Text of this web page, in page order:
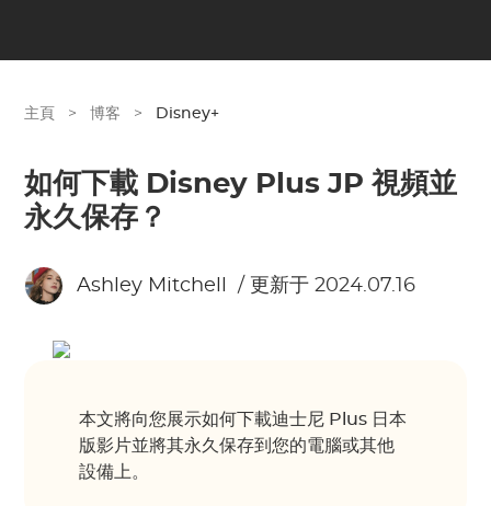
主頁 > 博客 > Disney+
如何下載 Disney Plus JP 視頻並
永久保存？
Ashley Mitchell / 更新于 2024.07.16
本文將向您展示如何下載迪士尼 Plus 日本
版影片並將其永久保存到您的電腦或其他
設備上。